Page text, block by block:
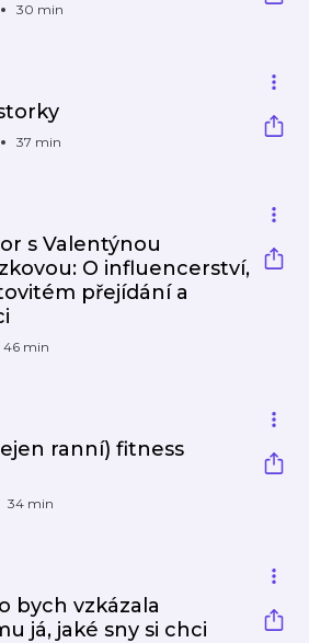
30 min
37 min
s Valentýnou
O influencerství,
přejídání a
46 min
ranní) fitness
34 min
bych vzkázala
já, jaké sny si chci